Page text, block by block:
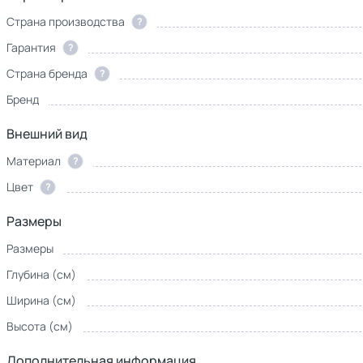
Страна производства ?
Гарантия ?
Страна бренда ?
Бренд
Внешний вид
Материал ?
Цвет ?
Размеры
Размеры
Глубина (см)
Ширина (см)
Высота (см)